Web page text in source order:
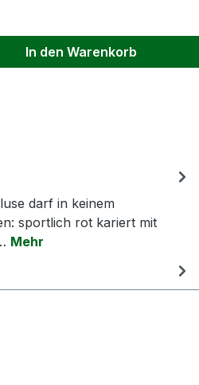
den gewünschten
In den Warenkorb
darf in keinem
sportlich rot kariert mit
Mehr